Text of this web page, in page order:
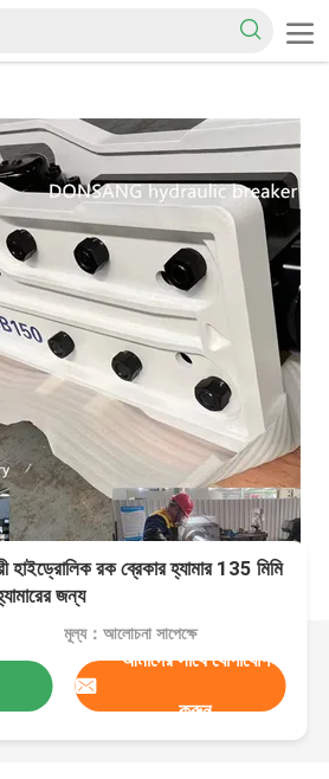
রক ব্রেকার হ্যামার 135 মিমি
জন্য
মূল্য：আলোচনা সাপেক্ষে
আমাদের সাথে যোগাযোগ
করুন